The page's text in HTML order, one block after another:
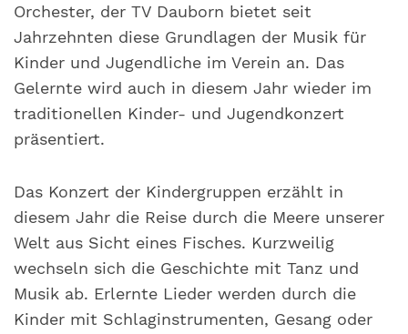
Orchester, der TV Dauborn bietet seit
Jahrzehnten diese Grundlagen der Musik für
Kinder und Jugendliche im Verein an. Das
Gelernte wird auch in diesem Jahr wieder im
traditionellen Kinder- und Jugendkonzert
präsentiert.
Das Konzert der Kindergruppen erzählt in
diesem Jahr die Reise durch die Meere unserer
Welt aus Sicht eines Fisches. Kurzweilig
wechseln sich die Geschichte mit Tanz und
Musik ab. Erlernte Lieder werden durch die
Kinder mit Schlaginstrumenten, Gesang oder